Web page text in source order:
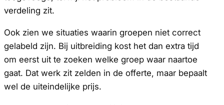
verdeling zit.
Ook zien we situaties waarin groepen niet correct
gelabeld zijn. Bij uitbreiding kost het dan extra tijd
om eerst uit te zoeken welke groep waar naartoe
gaat. Dat werk zit zelden in de offerte, maar bepaalt
wel de uiteindelijke prijs.